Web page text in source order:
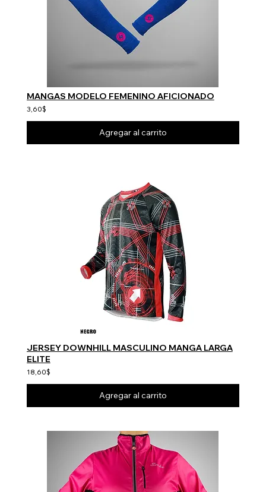
MANGAS MODELO FEMENINO AFICIONADO
3,60$
Agregar al carrito
JERSEY DOWNHILL MASCULINO MANGA LARGA
ELITE
18,60$
Agregar al carrito